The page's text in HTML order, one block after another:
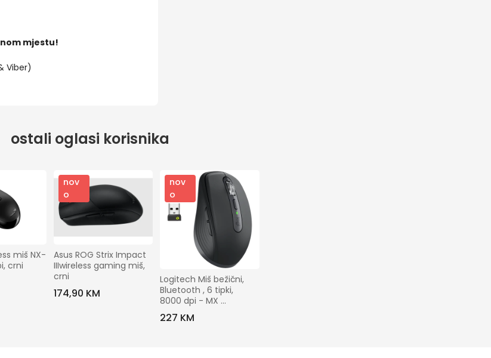
mjestu!
Viber)
ostali oglasi korisnika
miš NX-
crni
nov
o
Asus ROG Strix Impact
IIIwireless gaming miš,
crni
174,90 KM
nov
o
Logitech Miš bežični,
Bluetooth , 6 tipki,
8000 dpi - MX
Anywhere 3S
227 KM